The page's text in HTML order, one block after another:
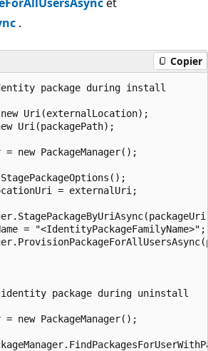
.
Copier
package during install
Uri(externalLocation);
Uri(packagePath);
= new PackageManager();
= externalUri;
= "<IdentityPackageFamilyName>";
package during uninstall
= new PackageManager();